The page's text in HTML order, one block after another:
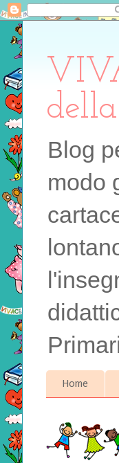
Blog
modo
Home